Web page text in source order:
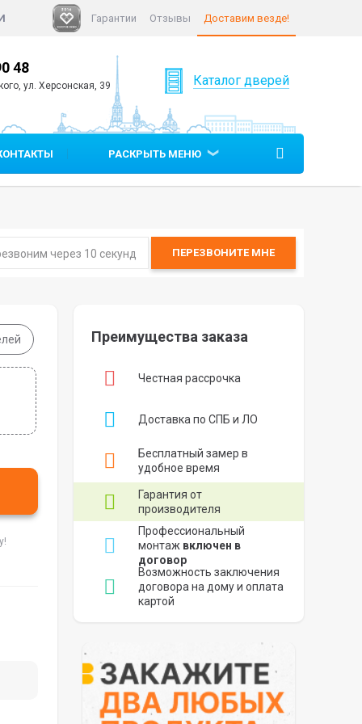
Гарантии Отзывы Доставим везде!
48
ул. Херсонская, 39
+7 (812)
Каталог дверей
РАСКРЫТЬ МЕНЮ
ПЕРЕЗВОНИТЕМНЕ
Преимущества заказа
Честная рассрочка
Доставка по СПБ и ЛО
Бесплатный замер в
удобное время
Гарантия от
производителя
Профессиональный
монтаж включен в
договор
Возможность заключения
договора на дому и оплата
картой